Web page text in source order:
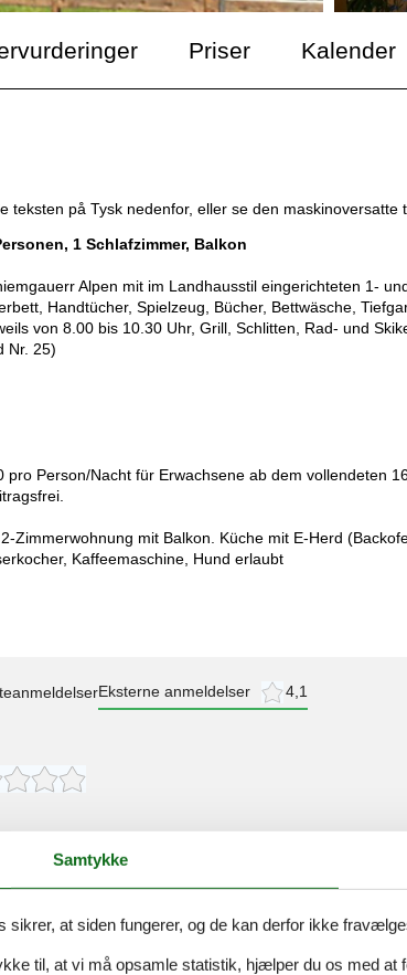
Priser Kalender
teksten på Tysk nedenfor, eller se den maskinoversatte
1 Schlafzimmer, Balkon
Alpen mit im Landhausstil eingerichteten 1-
Handtücher, Spielzeug, Bücher, Bettwäsche,
von 8.00 bis 10.30 Uhr, Grill, Schlitten, Rad- und
Nr. 25)
Person/Nacht für Erwachsene ab dem vollendeten
Zimmerwohnung mit Balkon. Küche mit E-Herd
Kaffeemaschine, Hund erlaubt
Eksterne anmeldelser 4,1
5,0
3,4
Samtykke
sikrer, at siden fungerer, og de kan derfor ikke
til, at vi må opsamle statistik, hjælper du os med at